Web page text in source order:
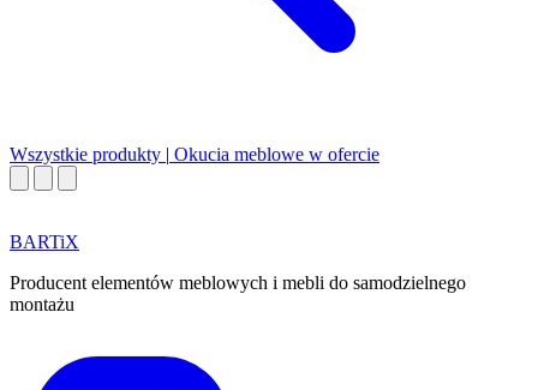
Wszystkie produkty | Okucia meblowe w ofercie
BARTiX
Producent elementów meblowych i mebli do samodzielnego
montażu